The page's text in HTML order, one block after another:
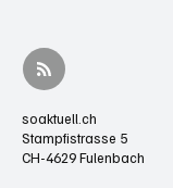
soaktuell.ch
Stampfistrasse 5
CH-4629 Fulenbach